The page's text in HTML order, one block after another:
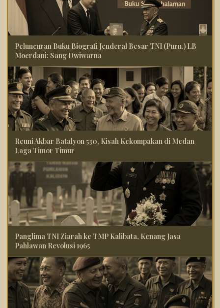
Peluncuran Buku Biografi Jenderal Besar TNI (Purn.) LB
Moerdani: Sang Dwiwarna
Reuni Akbar Batalyon 530, Kisah Kekompakan di Medan
Laga Timor Timur
Panglima TNI Ziarah ke TMP Kalibata, Kenang Jasa
Pahlawan Revolusi 1965